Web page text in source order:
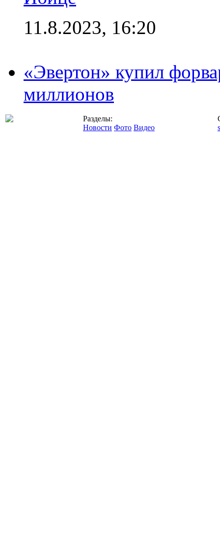
11.8.2023, 16:20
«Эвертон» купил
миллионов
Разделы:
Новости Фото Видео